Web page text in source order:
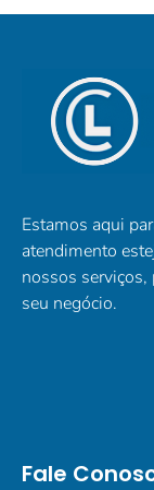
Estamos aqui
atendimento
nossos serviços,
seu negócio.
Fale